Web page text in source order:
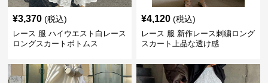
¥3,370 (税込)
レース 服 ハイウエスト白レース
ロングスカートボトムス
¥4,120 (税込)
レース 服 新作レース刺繍ロング
スカート上品な透け感